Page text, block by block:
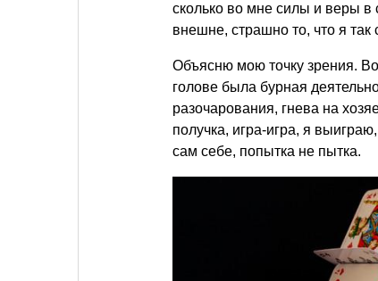
сколько во мне силы и веры в
внешне, страшно то, что я так
Объясню мою точку зрения.
голове была бурная
разочарования, гнева на
получка, игра-игра, я
сам себе, попытка не пытка.